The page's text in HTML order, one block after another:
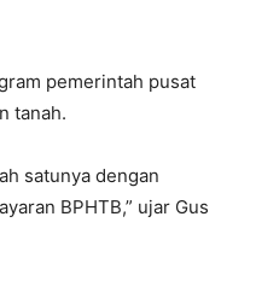
pemerintah pusat
tanah.
satunya dengan
BPHTB,” ujar Gus